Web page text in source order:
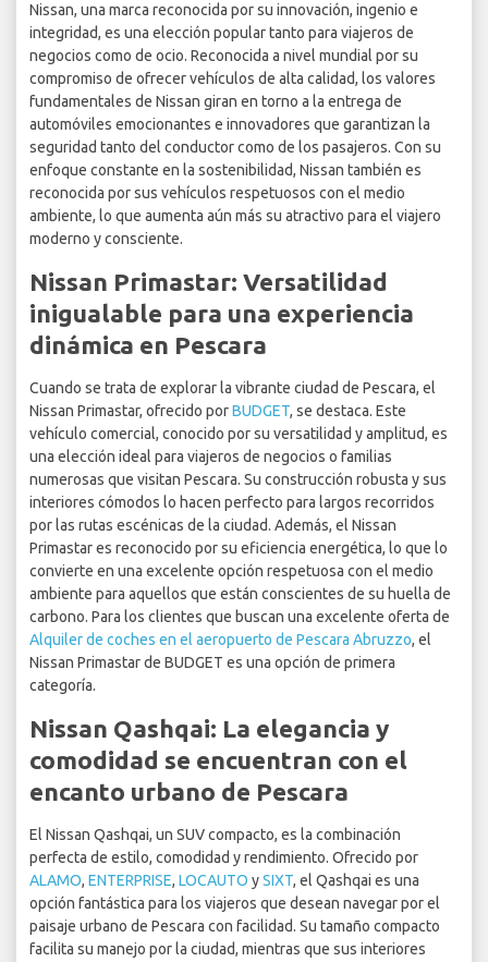
Nissan, una marca reconocida por su innovación, ingenio e
integridad, es una elección popular tanto para viajeros de
negocios como de ocio. Reconocida a nivel mundial por su
compromiso de ofrecer vehículos de alta calidad, los valores
fundamentales de Nissan giran en torno a la entrega de
automóviles emocionantes e innovadores que garantizan la
seguridad tanto del conductor como de los pasajeros. Con su
enfoque constante en la sostenibilidad, Nissan también es
reconocida por sus vehículos respetuosos con el medio
ambiente, lo que aumenta aún más su atractivo para el viajero
moderno y consciente.
Nissan Primastar: Versatilidad
inigualable para una experiencia
dinámica en Pescara
Cuando se trata de explorar la vibrante ciudad de Pescara, el
Nissan Primastar, ofrecido porBUDGET, se destaca. Este
vehículo comercial, conocido por su versatilidad y amplitud, es
una elección ideal para viajeros de negocios o familias
numerosas que visitan Pescara. Su construcción robusta y sus
interiores cómodos lo hacen perfecto para largos recorridos
por las rutas escénicas de la ciudad. Además, el Nissan
Primastar es reconocido por su eficiencia energética, lo que lo
convierte en una excelente opción respetuosa con el medio
ambiente para aquellos que están conscientes de su huella de
carbono. Para los clientes que buscan una excelente oferta de
Alquiler de coches en el aeropuerto de Pescara Abruzzo, el
Nissan Primastar de BUDGET es una opción de primera
categoría.
Nissan Qashqai: La elegancia y
comodidad se encuentran con el
encanto urbano de Pescara
El Nissan Qashqai, un SUV compacto, es la combinación
perfecta de estilo, comodidad y rendimiento. Ofrecido por
ALAMO, ENTERPRISE, LOCAUTO ySIXT, el Qashqai es una
opción fantástica para los viajeros que desean navegar por el
paisaje urbano de Pescara con facilidad. Su tamaño compacto
facilita su manejo por la ciudad, mientras que sus interiores